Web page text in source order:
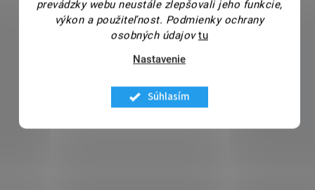
prevádzky webu neustále zlepšovali jeho funkcie,
výkon a použiteľnost. Podmienky ochrany
osobných údajov tu
Nastavenie
Súhlasím